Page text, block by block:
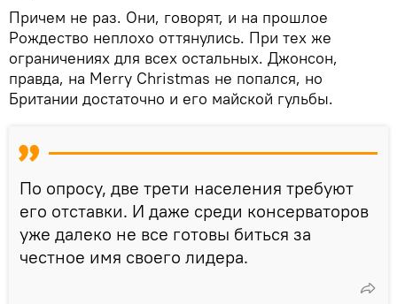
Причем не раз. Они, говорят, и на прошлое
Рождество неплохо оттянулись. При тех же
ограничениях для всех остальных. Джонсон,
правда, на Merry Christmas не попался, но
Британии достаточно и его майской гульбы.
По опросу, две трети населения требуют
его отставки. И даже среди консерваторов
уже далеко не все готовы биться за
честное имя своего лидера.